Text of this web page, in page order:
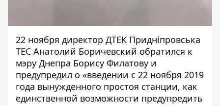
22 ноября директор ДТЕК Придніпровська
ТЕС Анатолий Боричевский обратился к
мэру Днепра Борису Филатову и
предупредил о «введении с 22 ноября 2019
года вынужденного простоя станции, как
единственной возможности предупредить